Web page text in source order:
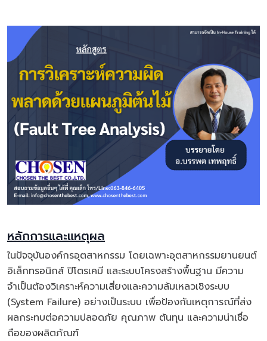
หลักการและแหตุผล
ในปัจจุบันองค์กรอุตสาหกรรม โดยเฉพาะอุตสาหกรรมยานยนต์
อิเล็กทรอนิกส์ ปิโตรเคมี และระบบโครงสร้างพื้นฐาน มีความ
จำเป็นต้องวิเคราะห์ความเสี่ยงและความล้มเหลวเชิงระบบ
(System Failure) อย่างเป็นระบบ เพื่อป้องกันเหตุการณ์ที่ส่ง
ผลกระทบต่อความปลอดภัย คุณภาพ ต้นทุน และความน่าเชื่อ
ถือของผลิตภัณฑ์